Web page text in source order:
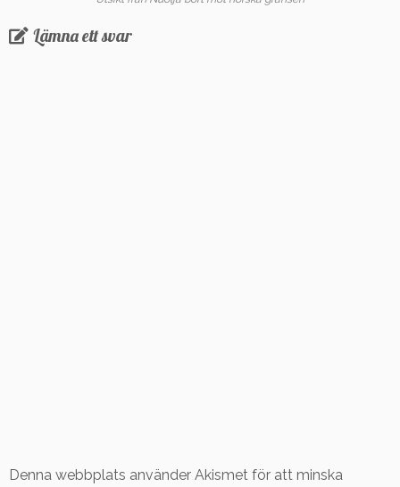
Lämna ett svar
Denna webbplats använder Akismet för att minska